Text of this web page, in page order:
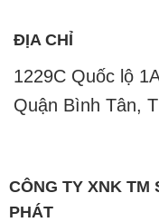
ĐỊA CHỈ
1229C Quốc lộ
Quận Bình Tân,
CÔNG TY XNK TM
PHÁT